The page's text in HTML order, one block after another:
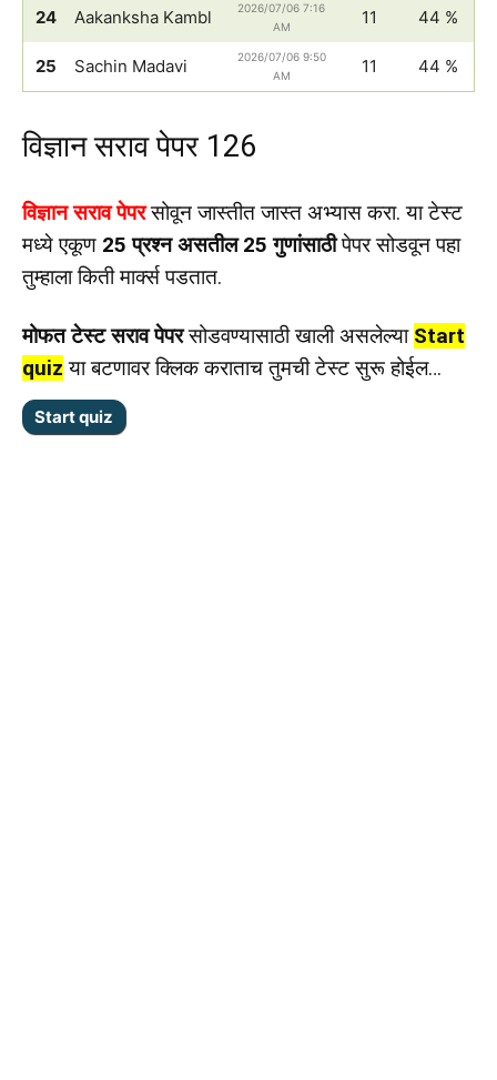
24 Aakanksha Kambl
2026/07/06 7:16
AM
11 44 %
25 Sachin Madavi
2026/07/06 9:50
AM
11 44 %
विज्ञान सराव पेपर 126
विज्ञान सराव पेपरसोवून जास्तीत जास्त अभ्यास करा. या टेस्ट
मध्ये एकूण 25 प्रश्न असतील 25 गुणांसाठीपेपर सोडवून पहा
तुम्हाला किती मार्क्स पडतात.
मोफत टेस्ट सराव पेपरसोडवण्यासाठी खाली असलेल्या Start
quiz या बटणावर क्लिक कराताच तुमची टेस्ट सुरू होईल…